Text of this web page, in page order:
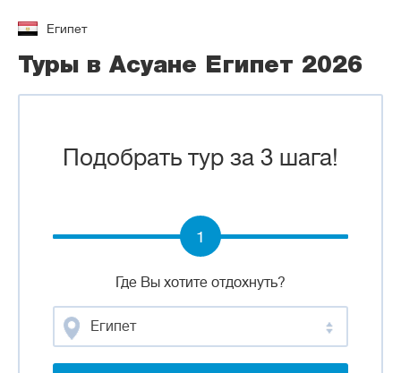
Египет
Туры в Асуане Египет 2026
Подобрать тур за 3 шага!
Где Вы хотите отдохнуть?
Египет
1